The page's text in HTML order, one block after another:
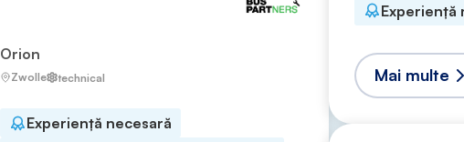
Orion
Zwolle technical
Experiență necesară
Experiență
Mai multe